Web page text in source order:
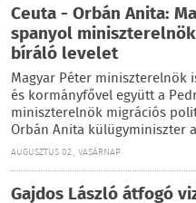
Ceuta - Orbán Anita:
spanyol
bíráló levelet
Magyar Péter miniszterelnök
és kormányfővel együtt a
miniszterelnök migrációs
Orbán Anita külügyminiszter
AUGUSZTUS 02., VASÁRNAP
Gajdos László átfogó